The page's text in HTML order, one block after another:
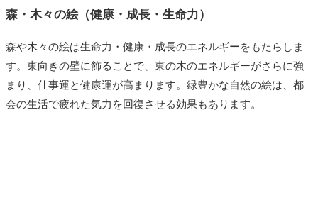
森・木々の絵（健康・成長・生命力）
森や木々の絵は生命力・健康・成長のエネルギーをもたらしま
す。東向きの壁に飾ることで、東の木のエネルギーがさらに強
まり、仕事運と健康運が高まります。緑豊かな自然の絵は、都
会の生活で疲れた気力を回復させる効果もあります。